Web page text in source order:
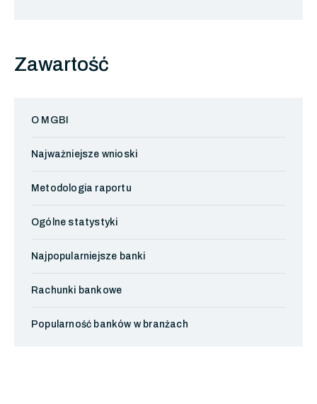
Zawartość
O MGBI
Najważniejsze wnioski
Metodologia raportu
Ogólne statystyki
Najpopularniejsze banki
Rachunki bankowe
Popularność banków w branżach